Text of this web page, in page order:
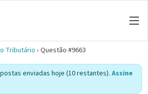
Tributário › Questão #9663
enviadas hoje (10 restantes). Assine